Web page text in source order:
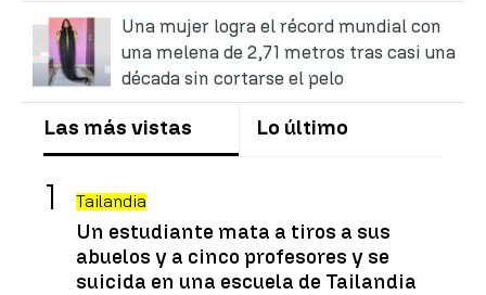
Una mujer logra el récord mundial con
una melena de 2,71 metros tras casi una
década sin cortarse el pelo
Las más vistas Lo último
Tailandia
Un estudiante mata a tiros a sus
abuelos y a cinco profesores y se
suicida en una escuela de Tailandia